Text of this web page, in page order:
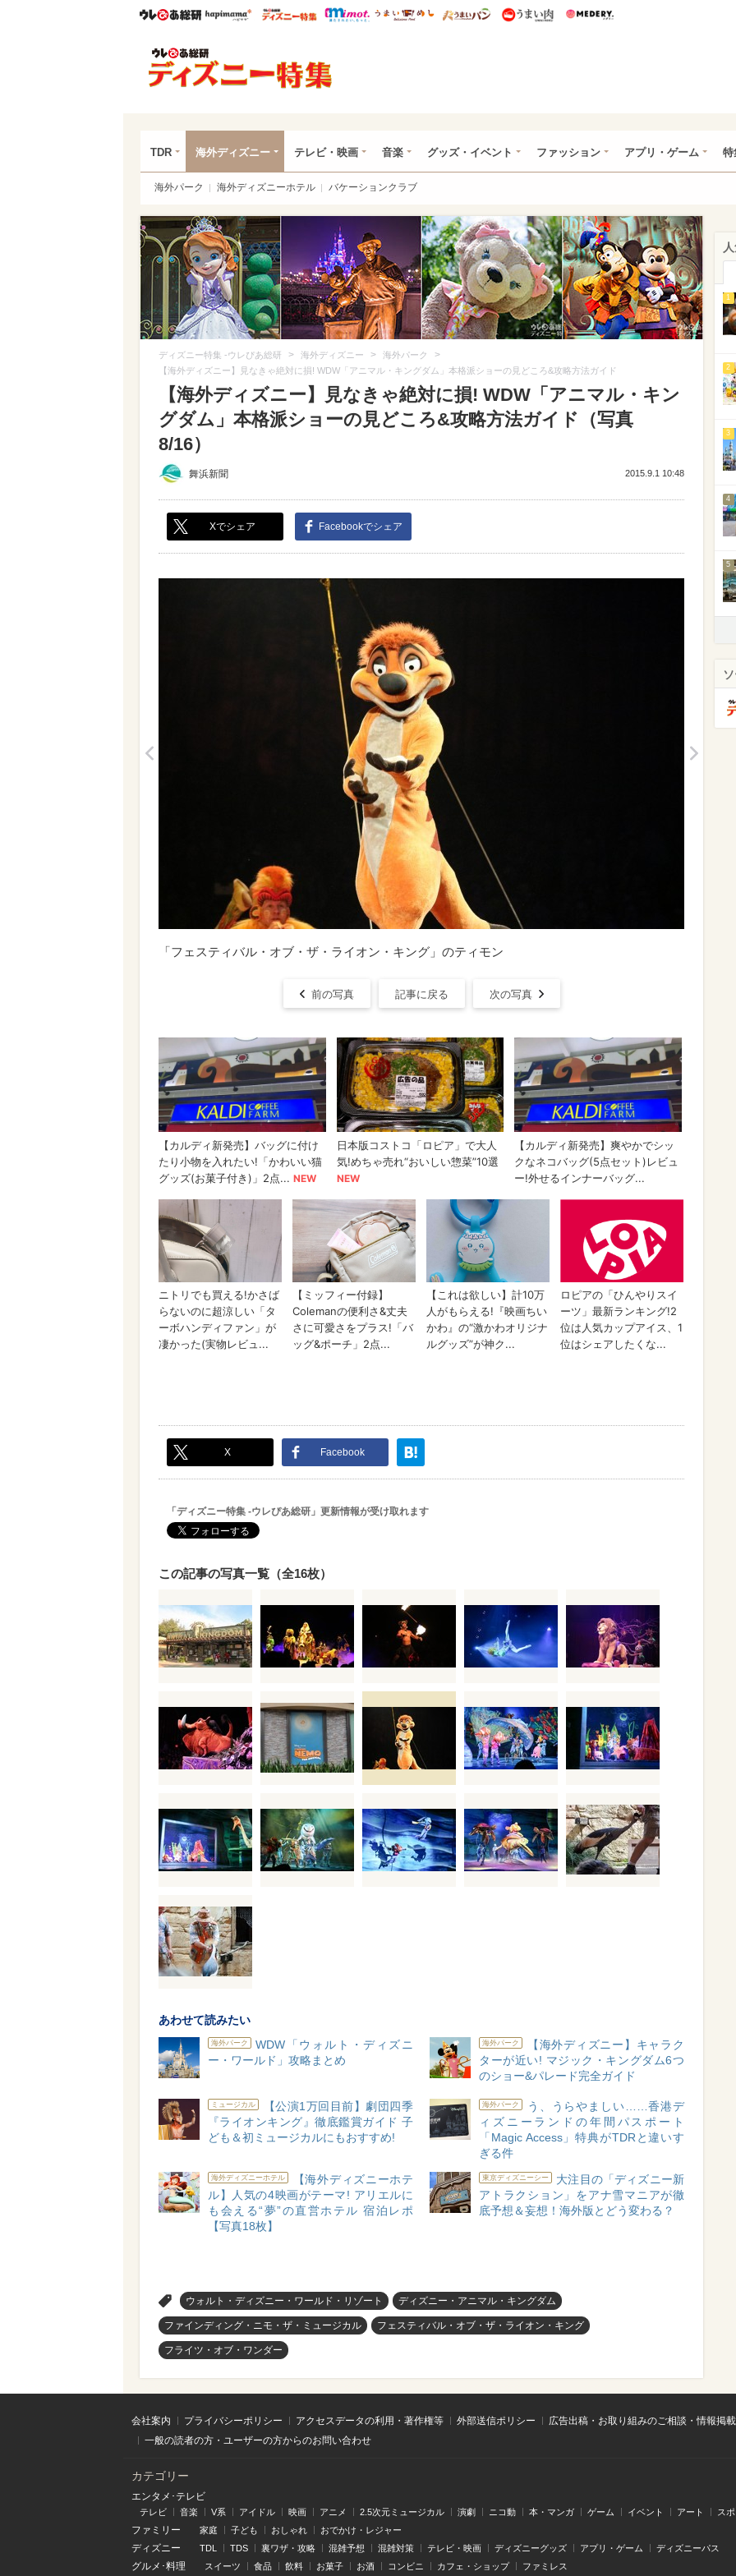
ウレぴあ総研ハピママ* ウレぴあ総研 ディズニー特集
mimot. うまいめし うまいパン うまい肉
TDR 海外ディズニー テレビ・映画 音楽 グッズ・イベント ファッション アプリ・ゲーム 特
海外パーク 海外ディズニーホテル バケーションクラブ
ディズニー特集 -ウレぴあ総研 > 海外ディズニー > 海外パーク >
【海外ディズニー】見なきゃ絶対に損! WDW「アニマル・キングダム」本格派ショーの見どころ&攻略方法ガイド
【海外ディズニー】見なきゃ絶対に損! WDW「アニマル・キン
グダム」本格派ショーの見どころ&攻略方法ガイド（写真
8/16）
舞浜新聞 2015.9.1 10:48
Xでシェア Facebookでシェア
「フェスティバル・オブ・ザ・ライオン・キング」のティモン
前の写真 記事に戻る 次の写真
X Facebook
「ディズニー特集 -ウレぴあ総研」更新情報が受け取れます
この記事の写真一覧（全16枚）
あわせて読みたい
海外パーク
WDW「ウォルト・ディズニ
ー・ワールド」攻略まとめ
海外パーク
【海外ディズニー】キャラク
ターが近い! マジック・キングダム6つ
のショー&パレード完全ガイド
ミュージカル
【公演1万回目前】劇団四季
『ライオンキング』徹底鑑賞ガイド 子
ども＆初ミュージカルにもおすすめ!
海外パーク
う、うらやましい……香港デ
ィズニーランドの年間パスポート
「Magic Access」特典がTDRと違いす
ぎる件
海外ディズニーホテル
【海外ディズニーホテ
ル】人気の4映画がテーマ! アリエルに
も会える“夢”の直営ホテル 宿泊レポ
【写真18枚】
東京ディズニーシー
大注目の「ディズニー新
アトラクション」をアナ雪マニアが徹
底予想＆妄想！海外版とどう変わる？
ウォルト・ディズニー・ワールド・リゾート ディズニー・アニマル・キングダム
ファインディング・ニモ・ザ・ミュージカル フェスティバル・オブ・ザ・ライオン・キング
フライツ・オブ・ワンダー
1
2
3
4
5
会社案内 プライバシーポリシー アクセスデータの利用・著作権等 外部送信ポリシー
広告出稿・お取り組みのご相談・情報掲
一般の読者の方・ユーザーの方からのお問い合わせ
カテゴリー
エンタメ･テレビ
テレビ 音楽 V系 アイドル 映画 アニメ 2.5次元ミュージカル 演劇 ニコ動 本・マンガ ゲーム イベント アート ス
ファミリー 家庭 子ども おしゃれ おでかけ・レジャー
ディズニー TDL TDS 裏ワザ・攻略 混雑予想 混雑対策 テレビ・映画 ディズニーグッズ アプリ・ゲーム ディズニーパス
グルメ･料理 スイーツ 食品 飲料 お菓子 お酒 コンビニ カフェ・ショップ ファミレス